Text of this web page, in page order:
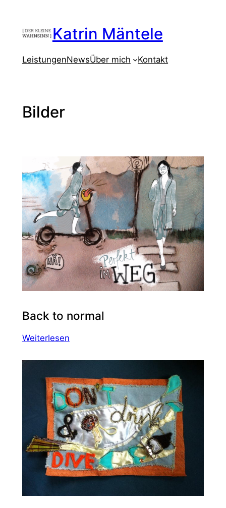
springen
Katrin Mäntele
LeistungenNewsÜber mich Kontakt
Bilder
Back to normal
Weiterlesen:
normal